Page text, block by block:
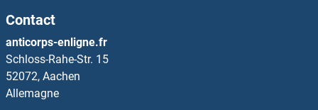
ADRA2C Kits ELISA
Adracalin Kits ELISA
ADRB1 Kits ELISA
Contact
anticorps-enligne.fr
Schloss-Rahe-Str. 15
52072, Aachen
Allemagne